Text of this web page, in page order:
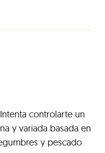
controlarte un
y variada basada en
y pescado